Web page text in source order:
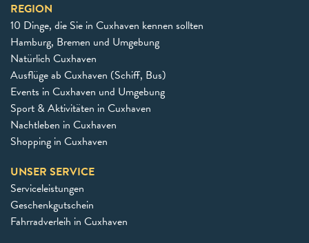
REGION
10 Dinge, die Sie in Cuxhaven kennen sollten
Hamburg, Bremen und Umgebung
Natürlich Cuxhaven
Ausflüge ab Cuxhaven (Schiff, Bus)
Events in Cuxhaven und Umgebung
Sport & Aktivitäten in Cuxhaven
Nachtleben in Cuxhaven
Shopping in Cuxhaven
UNSER SERVICE
Serviceleistungen
Geschenkgutschein
Fahrradverleih in Cuxhaven